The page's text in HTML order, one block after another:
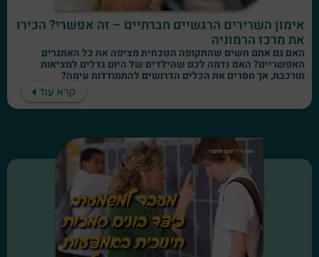
אימון השרירים הרגשיים חברתיים – זה אפשרי? הכירו
את מרכז הרמוניה
האם גם אתם חשים שהתקופה הנוכחית מציפה את כל האתגרים
האפשריים? האם נדמה לכם שהילדים של היום גדלים למציאות
מורכבת, אך חסרים את הכלים הדרושים להתמודדות עימה?
קרא עוד